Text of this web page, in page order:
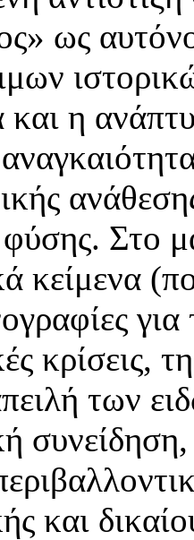
ως
και η
φύσης. Στο
κείμενα
κρίσεις,
των
και